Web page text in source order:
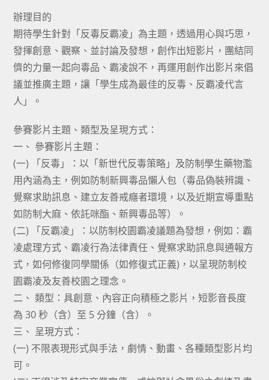
辦理目的
期待學生針對「反毒反霸凌」為主題，透過用心與巧思，
發揮創意、觀察、並討論及發想，創作出短影片，團結同
儕的力量一起向毒品、霸凌說不，再運用創作出影片來倡
議並推廣主題，讓「學生成為最佳的反毒、反霸凌代言
人」。
參賽影片主題、類型及呈現方式：
一、 參賽影片主題：
(一) 「反毒」：以「新世代反毒策略」及防制學生藥物濫
用內涵為主，例如防制新興毒品懶人包（毒品偽裝辨識、
覺察求助訊息、建立友善戒癮者環境，以及近期宣導重點
如防制大麻、依託咪酯、新興毒品等）。
(二) 「反霸凌」：以防制校園霸凌議題為發想，例如：霸
凌處理方式、霸凌行為法律責任、覺察求助訊息與通報方
式，如何修復同學關係（如修復式正義)，以呈現防制校
園霸凌及友善校園之理念。
二、 類型：具創意、內容正向積極之影片，短影音長度
為 30 秒（含）至 5 分鐘（含）。
三、 呈現方式：
(一) 不限表現形式與手法，劇情、動畫、各種類型影片均
可。